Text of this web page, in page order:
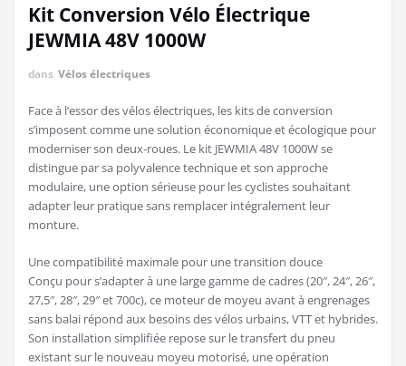
Kit Conversion Vélo Électrique
JEWMIA 48V 1000W
dans Vélos électriques
Face à l’essor des vélos électriques, les kits de conversion
s’imposent comme une solution économique et écologique pour
moderniser son deux-roues. Le kit JEWMIA 48V 1000W se
distingue par sa polyvalence technique et son approche
modulaire, une option sérieuse pour les cyclistes souhaitant
adapter leur pratique sans remplacer intégralement leur
monture.
Une compatibilité maximale pour une transition douce
Conçu pour s’adapter à une large gamme de cadres (20″, 24″, 26″,
27,5″, 28″, 29″ et 700c), ce moteur de moyeu avant à engrenages
sans balai répond aux besoins des vélos urbains, VTT et hybrides.
Son installation simplifiée repose sur le transfert du pneu
existant sur le nouveau moyeu motorisé, une opération